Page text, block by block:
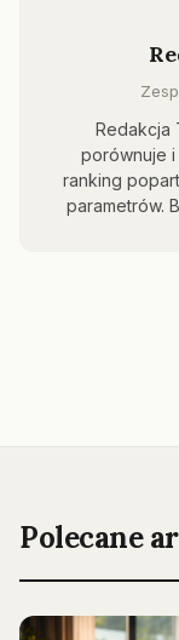
Redakcja
porównuje i
ranking
parametrów.
Polecane